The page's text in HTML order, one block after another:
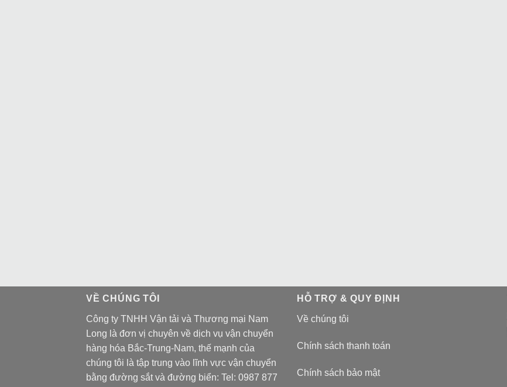
VỀ CHÚNG TÔI
Công ty TNHH Vận tải và Thương mại Nam
Long là đơn vị chuyên về dịch vụ vận chuyển
hàng hóa Bắc-Trung-Nam, thế mạnh của
chúng tôi là tập trung vào lĩnh vực vận chuyển
bằng đường sắt và đường biển: Tel: 0987 877
HỖ TRỢ & QUY ĐỊNH
Về chúng tôi
Chính sách thanh toán
Chính sách bảo mật